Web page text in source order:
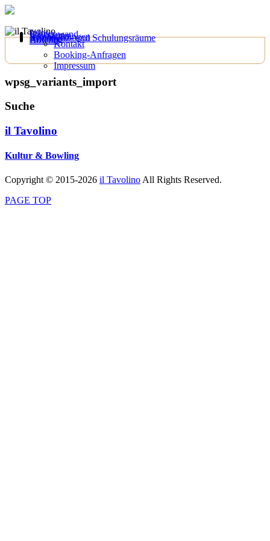
Bowling
Anfahrt
Konferenz- und Schulungsräume
Veranstaltungen
Newsletter
Galeriewand
Infos
Kontakt
Booking-Anfragen
Impressum
wpsg_variants_import
Suche
il Tavolino
Kultur & Bowling
Copyright © 2015-2026 il Tavolino All Rights Reserved.
PAGE TOP